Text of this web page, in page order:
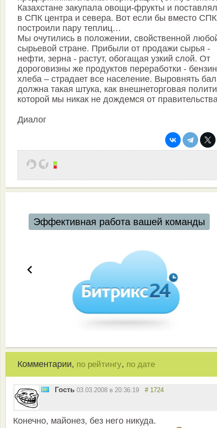
Казахстане закупала овощи-фрукты и
в СПК центра и севера. Вот если бы вместо СПК
построили пару теплиц…
Мы очутились в положении, свойственной
сырьевой стране. Прибыли от продажи сырья -
нефти, зерна - растут, обогащая узкий слой. От
дороговизны же продуктов переработки -
хлеба – страдает все население. Выровнять
должна такая штука, как внешнеторговая
которой мы никак не дождемся от
Диалог
Эффективная работа вашей команды
Комментарии, по рейтингу, по дате
Гость 03.03.2008 в 20:36:19 # 1724
Конечно, майонез, без него никуда.